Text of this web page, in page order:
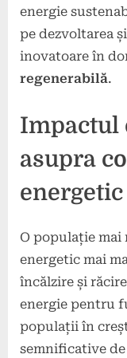
energie
pe dezvoltarea
inovatoare în
regenerabilă.
Impactul
asupra
energetic
O populație mai
energetic mai
încălzire și
energie pentru
populații în
semnificative